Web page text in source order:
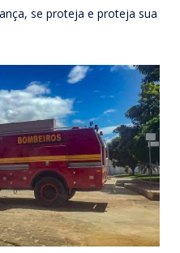
se proteja e proteja sua